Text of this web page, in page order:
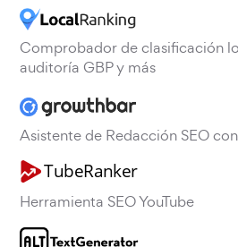
Comprobador de clasificación
auditoría GBP y más
Asistente de Redacción SEO
Herramienta SEO YouTube